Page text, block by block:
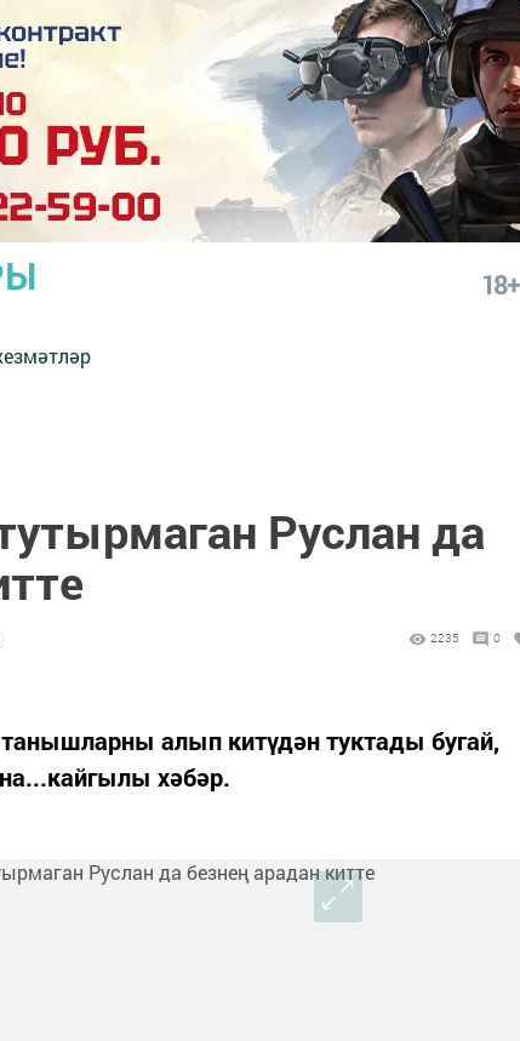
18+
Руслан да
2235 0
алып китүдән туктады бугай,
хәбәр.